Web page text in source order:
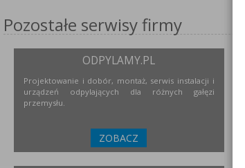
Pozostałe serwisy firmy
ODPYLAMY.PL
Projektowanie i dobór, montaż, serwis instalacji i
urządzeń odpylających dla różnych gałęzi
przemysłu.
ZOBACZ